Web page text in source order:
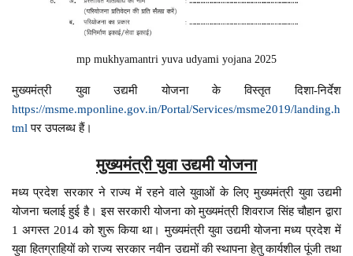
mp mukhyamantri yuva udyami yojana 2025
मुख्यमंत्री युवा उद्यमी योजना के विस्तृत दिशा-निर्देश
https://msme.mponline.gov.in/Portal/Services/msme2019/landing.h
tml पर उपलब्ध हैं।
मुख्यमंत्री युवा उद्यमी योजना
मध्य प्रदेश सरकार ने राज्य में रहने वाले युवाओं के लिए मुख्यमंत्री युवा उद्यमी
योजना चलाई हुई है। इस सरकारी योजना को मुख्यमंत्री शिवराज सिंह चौहान द्वारा
1 अगस्त 2014 को शुरू किया था। मुख्यमंत्री युवा उद्यमी योजना मध्य प्रदेश में
युवा हितग्राहियों को राज्य सरकार नवीन उद्यमों की स्थापना हेतु कार्यशील पूंजी तथा